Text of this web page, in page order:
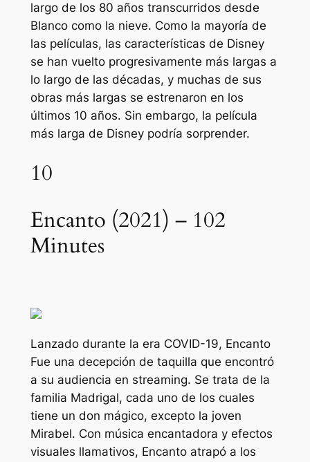
largo de los 80 años transcurridos desde
Blanco como la nieve. Como la mayoría de
las películas, las características de Disney
se han vuelto progresivamente más largas a
lo largo de las décadas, y muchas de sus
obras más largas se estrenaron en los
últimos 10 años. Sin embargo, la película
más larga de Disney podría sorprender.
10
Encanto (2021) – 102
Minutes
Lanzado durante la era COVID-19, Encanto
Fue una decepción de taquilla que encontró
a su audiencia en streaming. Se trata de la
familia Madrigal, cada uno de los cuales
tiene un don mágico, excepto la joven
Mirabel. Con música encantadora y efectos
visuales llamativos, Encanto atrapó a los